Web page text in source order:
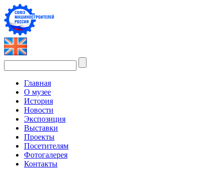
Главная
О музее
История
Новости
Экспозиция
Выставки
Проекты
Посетителям
Фотогалерея
Контакты